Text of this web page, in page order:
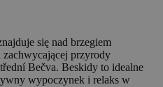
się nad brzegiem
przyrody
Bečva. Beskidy to idealne
wypoczynek i relaks w